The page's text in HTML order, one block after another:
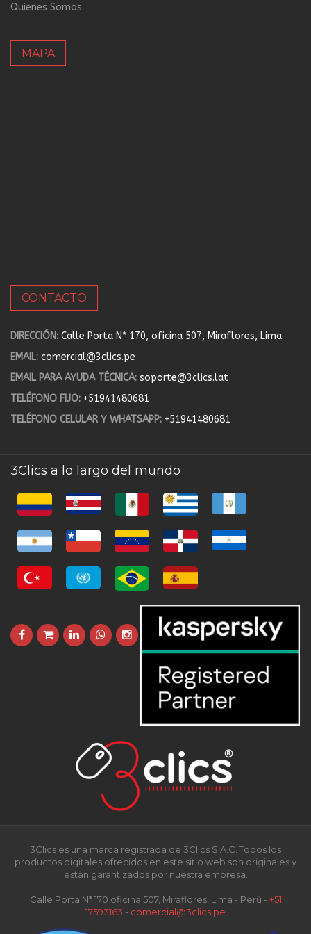
Quienes Somos
MAPA
CONTACTO
DIRECCIÓN: Calle Porta N* 170, oficina 507, Miraflores, Lima.
EMAIL: comercial@3clics.pe
EMAIL PARA AYUDA TÉCNICA: soporte@3clics.lat
TELÉFONO FIJO: +51941480681
TELÉFONO CELULAR Y WHATSAPP: +51941480681
3Clics a lo largo del mundo
3Clics es una marca registrada de 3Clics S.A.C. Todos los
productos digitales ofrecidos en este sitio web son originales y
están garantizados por nuestra empresa.
Calle Porta N* 170 oficina 507, Miraflores, Lima - Perú - +51
17593163 - comercial@3clics.pe